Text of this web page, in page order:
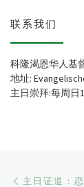
联系我们
科隆渴恩华人基
地址:
主日崇拜:每周日
主日证道：